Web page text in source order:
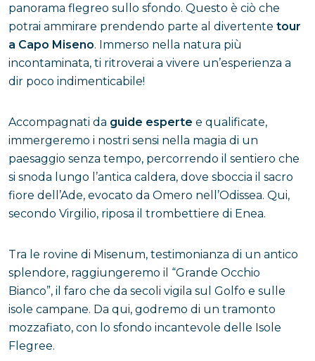
panorama flegreo sullo sfondo. Questo è ciò che
potrai ammirare prendendo parte al divertente tour
a Capo Miseno. Immerso nella natura più
incontaminata, ti ritroverai a vivere un’esperienza a
dir poco indimenticabile!
Accompagnati da guide esperte e qualificate,
immergeremo i nostri sensi nella magia di un
paesaggio senza tempo, percorrendo il sentiero che
si snoda lungo l’antica caldera, dove sboccia il sacro
fiore dell’Ade, evocato da Omero nell’Odissea. Qui,
secondo Virgilio, riposa il trombettiere di Enea.
Tra le rovine di Misenum, testimonianza di un antico
splendore, raggiungeremo il “Grande Occhio
Bianco”, il faro che da secoli vigila sul Golfo e sulle
isole campane. Da qui, godremo di un tramonto
mozzafiato, con lo sfondo incantevole delle Isole
Flegree.